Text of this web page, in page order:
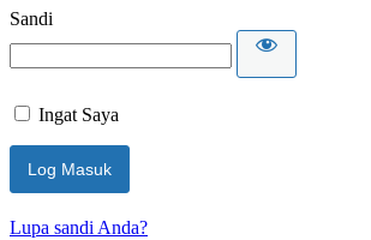
Sandi
Ingat Saya
Lupa sandi Anda?